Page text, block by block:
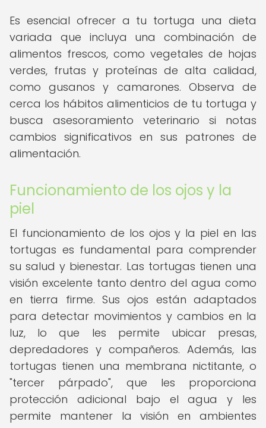
Es esencial ofrecer a tu tortuga una dieta
variada que incluya una combinación de
alimentos frescos, como vegetales de hojas
verdes, frutas y proteínas de alta calidad,
como gusanos y camarones. Observa de
cerca los hábitos alimenticios de tu tortuga y
busca asesoramiento veterinario si notas
cambios significativos en sus patrones de
alimentación.
Funcionamiento de los ojos y la
piel
El funcionamiento de los ojos y la piel en las
tortugas es fundamental para comprender
su salud y bienestar. Las tortugas tienen una
visión excelente tanto dentro del agua como
en tierra firme. Sus ojos están adaptados
para detectar movimientos y cambios en la
luz, lo que les permite ubicar presas,
depredadores y compañeros. Además, las
tortugas tienen una membrana nictitante, o
"tercer párpado", que les proporciona
protección adicional bajo el agua y les
permite mantener la visión en ambientes